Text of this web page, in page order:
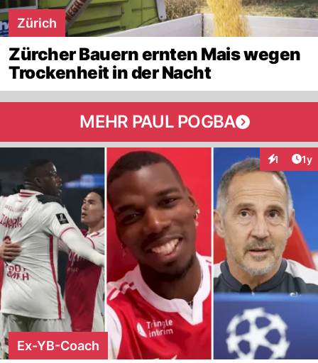
Zürich
Zürcher Bauern ernten Mais wegen
Trockenheit in der Nacht
MEHR PAUL POGBA
1 1y
Ex-YB-Coach